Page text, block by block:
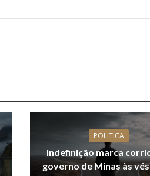
POLITICA
Indefinição marca
governo de Minas às